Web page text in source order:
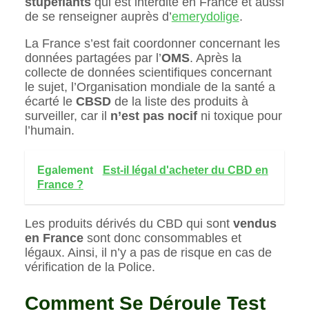
de se renseigner auprès d’emerydolige.
La France s’est fait coordonner concernant les
données partagées par l’OMS. Après la
collecte de données scientifiques concernant
le sujet, l’Organisation mondiale de la santé a
écarté le CBSDde la liste des produits à
surveiller, car il n’est pas nocifni toxique pour
l’humain.
Egalement
Est-il légal d'acheter du CBD en
France ?
Les produits dérivés du CBD qui sont vendus
en Francesont donc consommables et
légaux. Ainsi, il n’y a pas de risque en cas de
vérification de la Police.
Comment Se Déroule Test